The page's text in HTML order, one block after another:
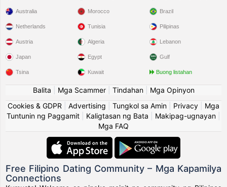
Australia
Netherlands
Austria
Japan
Tsina
Morocco
Tunisia
Algeria
Egypt
Kuwait
Brazil
Pilipinas
Lebanon
Gulf
Buong listahan
Balita Mga Scammer| Tindahan| Mga Opinyon
Cookies & GDPR
Advertising Tungkol sa Amin Privacy
Mga
Tuntunin ng Paggamit
Kaligtasan ng Bata Makipag-ugnayan
Mga FAQ
Free Filipino Dating Community – Mga Kapamilya
Connections